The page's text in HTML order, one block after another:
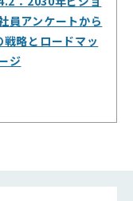
員アンケートから
略とロードマッ
ジ